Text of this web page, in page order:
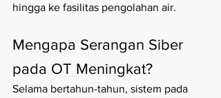
hingga ke fasilitas pengolahan air.
Mengapa Serangan Siber
pada OT Meningkat?
Selama bertahun-tahun, sistem pada